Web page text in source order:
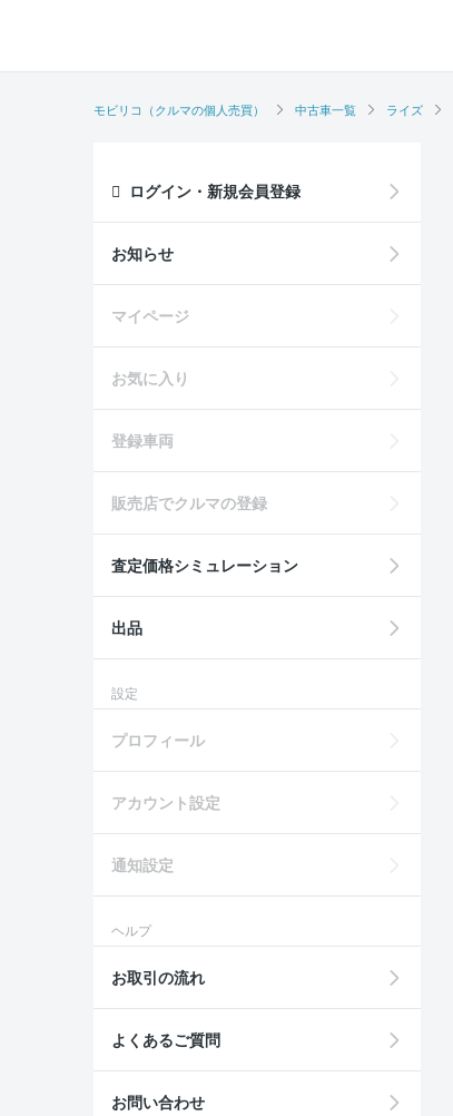
モビリコ（クルマの個人売買） 中古車一覧 ライズ
ログイン・新規会員登録
お知らせ
マイページ
お気に入り
登録車両
販売店でクルマの登録
査定価格シミュレーション
出品
設定
プロフィール
アカウント設定
通知設定
ヘルプ
お取引の流れ
よくあるご質問
お問い合わせ